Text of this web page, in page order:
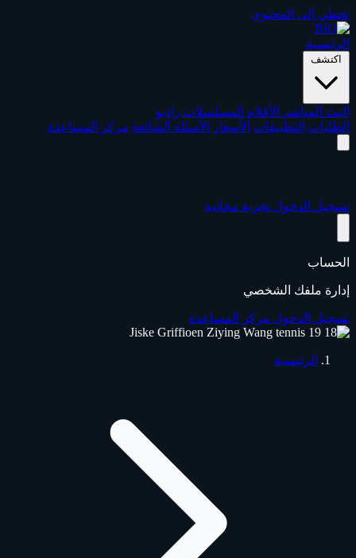
تخطي إلى المحتوى
الرئيسية
اكتشف
البث المباشر الأفلام المسلسلات راديو
الطلبات التطبيقات الأسعار الأسئلة الشائعة مركز المساعدة
تسجيل الدخول تجربة مجانية
الحساب
إدارة ملفك الشخصي
تسجيل الدخول مركز المساعدة
الرئيسية